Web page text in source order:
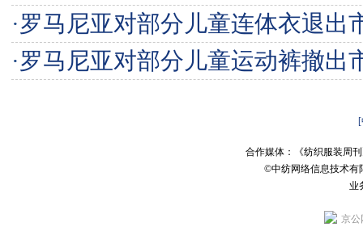
·罗马尼亚对部分儿童连体衣退出
·罗马尼亚对部分儿童运动裤撤出
合作媒体：《纺织服装周
©中纺网络信息技术
业
京公